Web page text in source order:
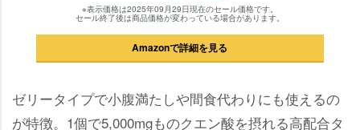
※表示価格は2025年09月29日現在のセール価格です。
セール終了後は商品価格が変わっている場合があります。
Amazonで詳細を見る
ゼリータイプで小腹満たしや間食代わりにも使えるの
が特徴。1個で5,000mgものクエン酸を摂れる高配合タ